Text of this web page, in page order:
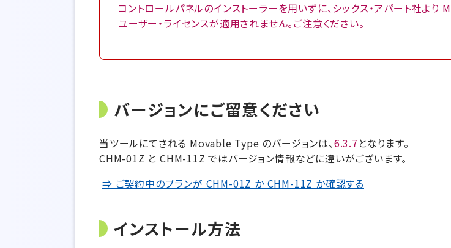
コントロールパネルのインストーラーを用いずに、シックス・アパート社よ
ユーザー・ライセンスが適用されません。ご注意ください。
バージョンにご留意ください
当ツールにてされる Movable Type のバージョンは、6.3.7 となります。
CHM-01Z と CHM-11Z ではバージョン情報などに違いがございます。
⇒ ご契約中のプランが CHM-01Z か CHM-11Z か確認する
インストール方法